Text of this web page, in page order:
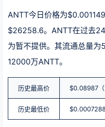
ANTT今日价格为
$26258.6。ANTT在过去
为暂不提供。其流通总量
12000万ANTT。
历史最高价 $0.08987（
历史最低价